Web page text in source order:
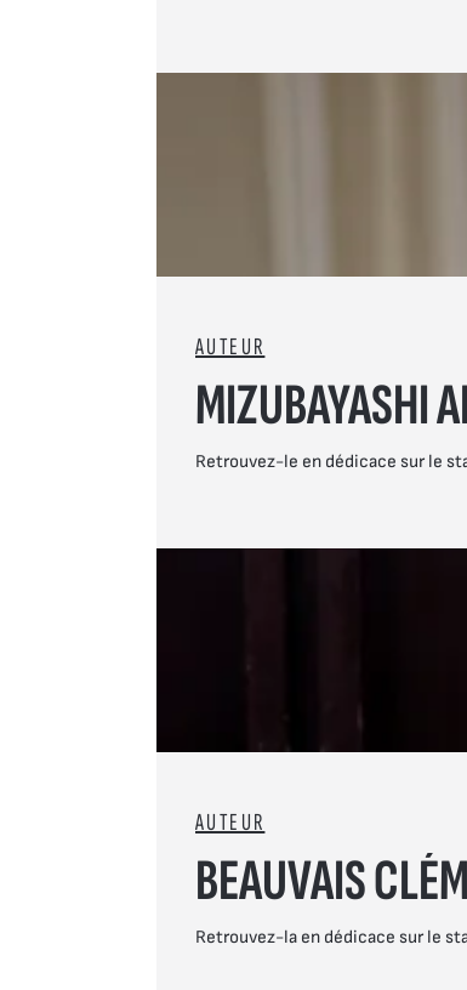
AUTEUR
MIZUBAYASHI
Retrouvez-le en dédicace sur le
AUTEUR
BEAUVAIS
Retrouvez-la en dédicace sur le